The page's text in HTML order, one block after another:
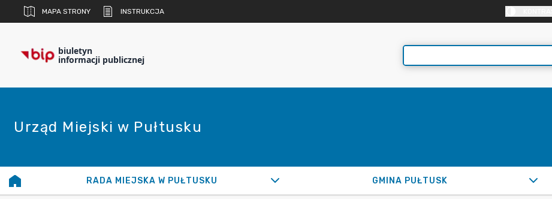
MAPA STRONY INSTRUKCJA
biuletyn
informacji publicznej
Urząd Miejski w Pułtusku
RADA MIEJSKA W PUŁTUSKU GMINA PUŁTUSK